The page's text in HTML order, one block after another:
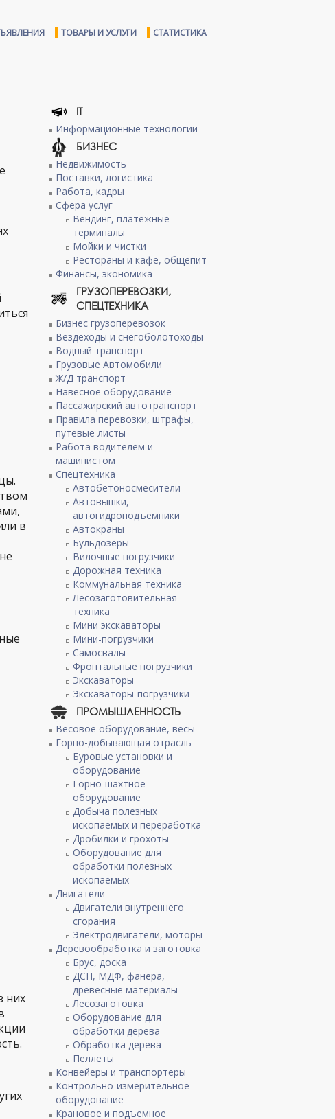
ТОВАРЫ И УСЛУГИ СТАТИСТИКА
в
них
IT
Информационные технологии
БИЗНЕС
Недвижимость
Поставки, логистика
Работа, кадры
Сфера услуг
Вендинг, платежные
терминалы
Мойки и чистки
Рестораны и кафе, общепит
Финансы, экономика
ГРУЗОПЕРЕВОЗКИ,
СПЕЦТЕХНИКА
Бизнес грузоперевозок
Вездеходы и снегоболотоходы
Водный транспорт
Грузовые Автомобили
Ж/Д транспорт
Навесное оборудование
Пассажирский автотранспорт
Правила перевозки, штрафы,
путевые листы
Работа водителем и
машинистом
Спецтехника
Автобетоносмесители
Автовышки,
автогидроподъемники
Автокраны
Бульдозеры
Вилочные погрузчики
Дорожная техника
Коммунальная техника
Лесозаготовительная
техника
Мини экскаваторы
Мини-погрузчики
Самосвалы
Фронтальные погрузчики
Экскаваторы
Экскаваторы-погрузчики
ПРОМЫШЛЕННОСТЬ
Весовое оборудование, весы
Горно-добывающая отрасль
Буровые установки и
оборудование
Горно-шахтное
оборудование
Добыча полезных
ископаемых и переработка
Дробилки и грохоты
Оборудование для
обработки полезных
ископаемых
Двигатели
Двигатели внутреннего
сгорания
Электродвигатели, моторы
Деревообработка и заготовка
Брус, доска
ДСП, МДФ, фанера,
древесные материалы
Лесозаготовка
Оборудование для
обработки дерева
Обработка дерева
Пеллеты
Конвейеры и транспортеры
Контрольно-измерительное
оборудование
Крановое и подъемное